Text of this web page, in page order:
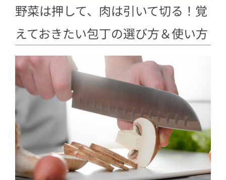
野菜は押して、肉は引いて切る！覚
えておきたい包丁の選び方＆使い方